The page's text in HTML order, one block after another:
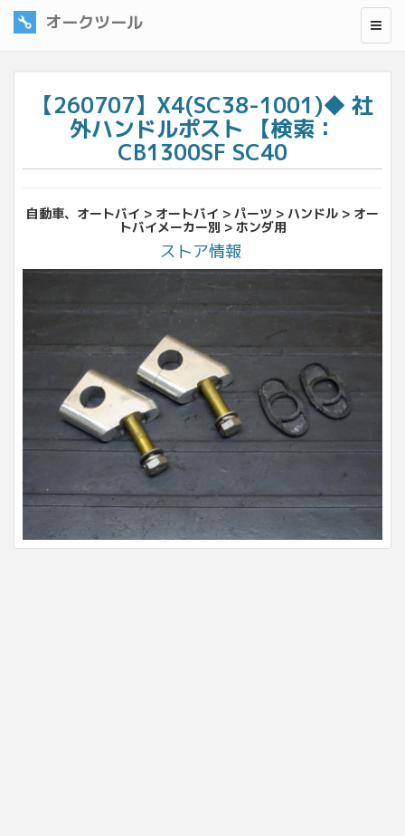
オークツール
【260707】X4(SC38-1001)◆ 社
外ハンドルポスト 【検索：
CB1300SF SC40
自動車、オートバイ > オートバイ > パーツ > ハンドル > オー
トバイメーカー別 > ホンダ用
ストア情報